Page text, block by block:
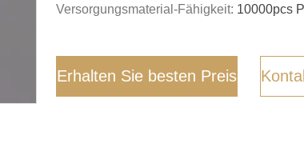
Versorgungsmaterial-Fähigkeit: 10000pcs
Erhalten Sie besten Preis